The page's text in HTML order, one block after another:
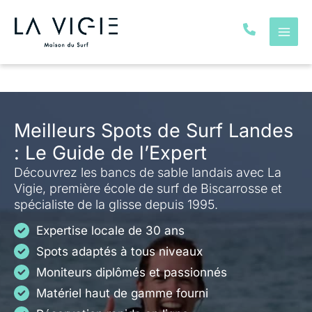
Meilleurs Spots de Surf Landes
: Le Guide de l’Expert
Découvrez les bancs de sable landais avec La
Vigie, première école de surf de Biscarrosse et
spécialiste de la glisse depuis 1995.
Expertise locale de 30 ans
Spots adaptés à tous niveaux
Moniteurs diplômés et passionnés
Matériel haut de gamme fourni